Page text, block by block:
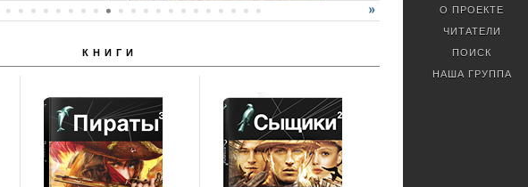
Победитель - Марина Дроздецкая
КНИГИ
О ПРОЕКТЕ
ЧИТАТЕЛИ
ПОИСК
НАША ГРУППА